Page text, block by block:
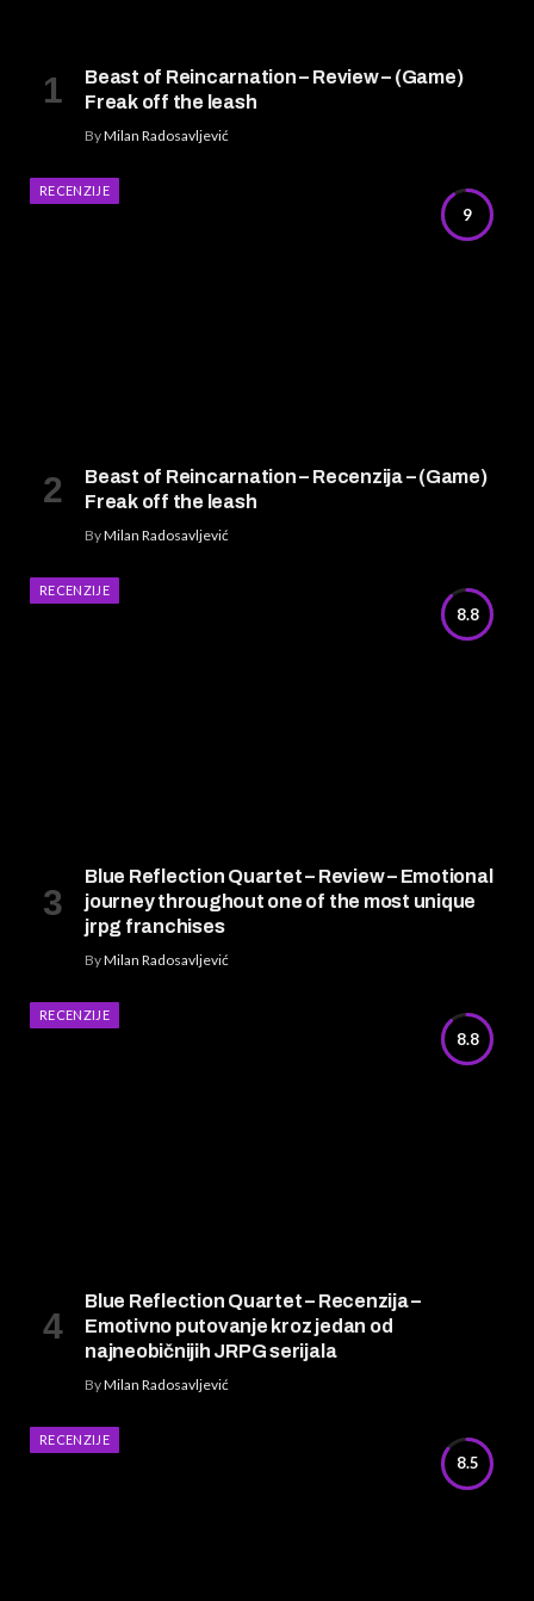
Beast of Reincarnation – Review – (Game)
Freak off the leash
ByMilan Radosavljević
9
RECENZIJE
Beast of Reincarnation – Recenzija – (Game)
Freak off the leash
ByMilan Radosavljević
8.8
RECENZIJE
Blue Reflection Quartet – Review – Emotional
journey throughout one of the most unique
jrpg franchises
ByMilan Radosavljević
8.8
RECENZIJE
Blue Reflection Quartet – Recenzija –
Emotivno putovanje kroz jedan od
najneobičnijih JRPG serijala
ByMilan Radosavljević
8.5
RECENZIJE